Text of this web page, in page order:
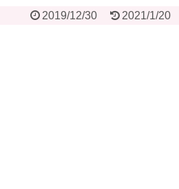
2019/12/30 2021/1/20